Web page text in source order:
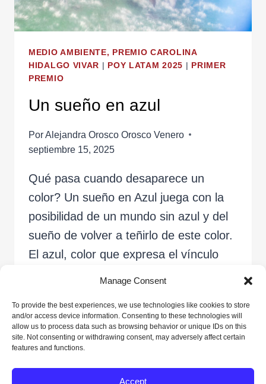
Manage Consent
To provide the best experiences, we use technologies like cookies to store
and/or access device information. Consenting to these technologies will
allow us to process data such as browsing behavior or unique IDs on this
site. Not consenting or withdrawing consent, may adversely affect certain
features and functions.
Accept
MEDIO AMBIENTE, PREMIO CAROLINA
HIDALGO VIVAR | POY LATAM 2025 | PRIMER
PREMIO
Un sueño en azul
PorAlejandra Orosco Orosco Venero
septiembre 15, 2025
Qué pasa cuando desaparece un
color? Un sueño en Azul juega con la
posibilidad de un mundo sin azul y del
sueño de volver a teñirlo de este color.
El azul, color que expresa el vínculo
reflejo del cielo…
LEER MÁSUN
EN